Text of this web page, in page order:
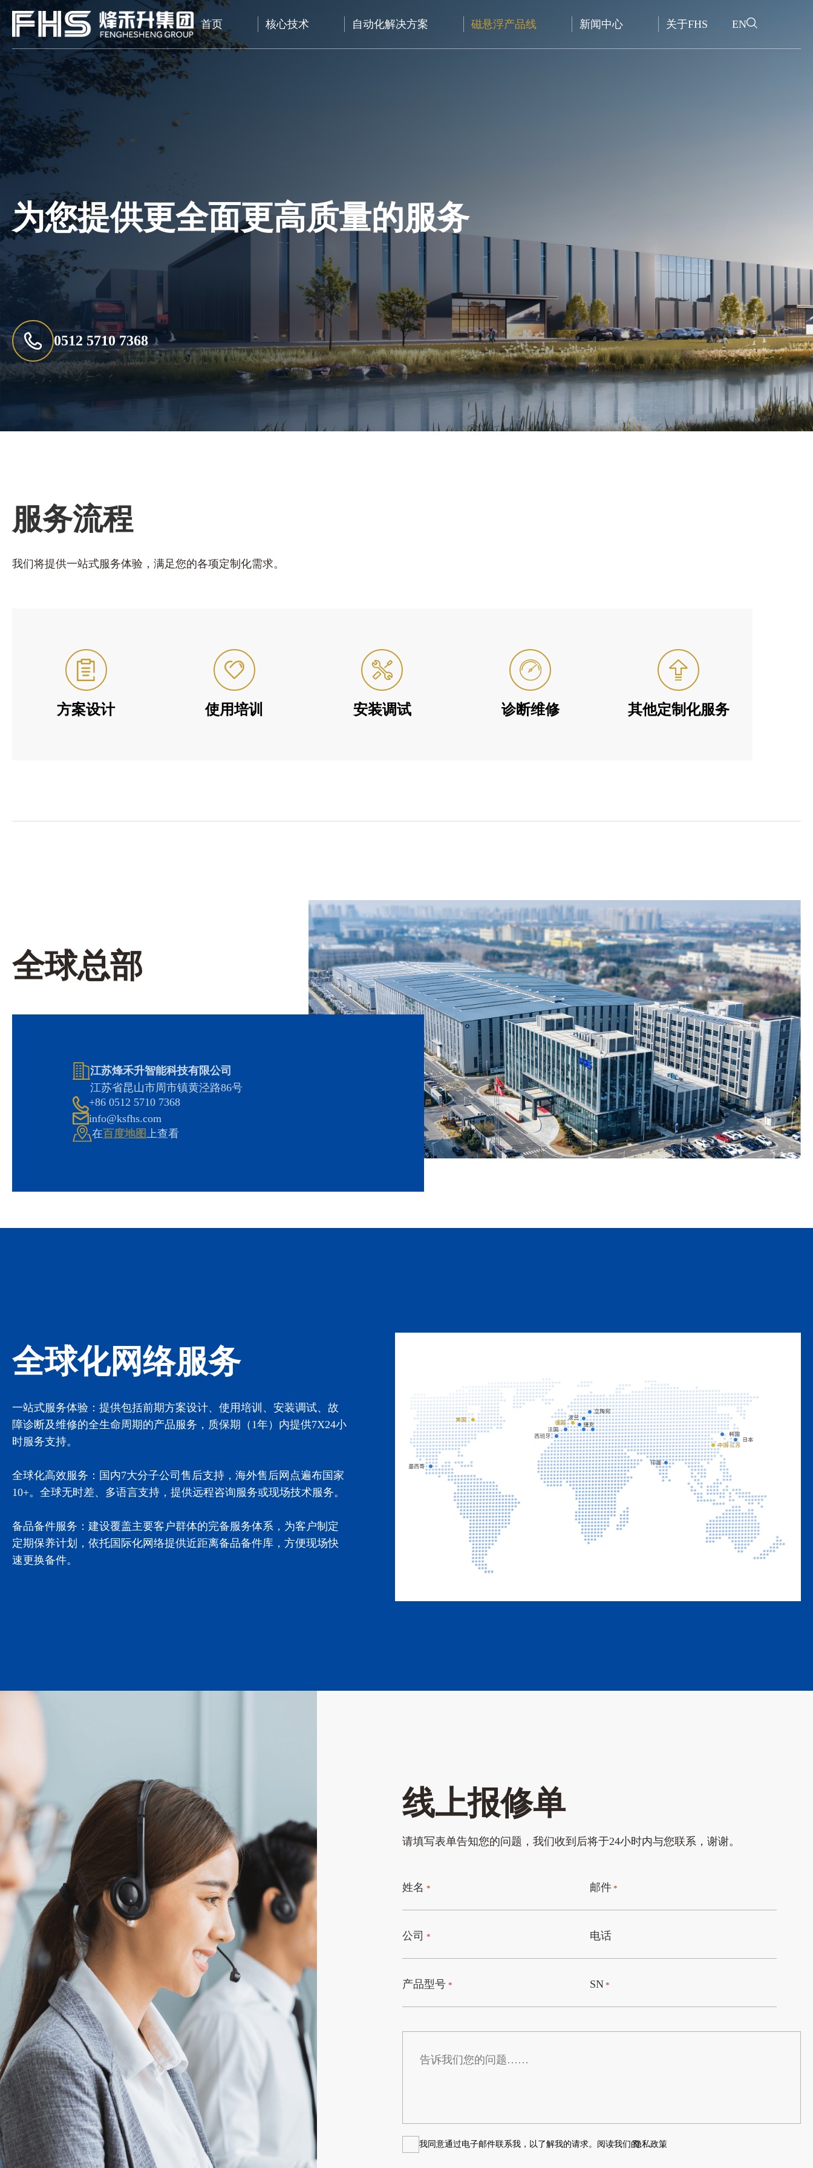
首页 核心技术 自动化解决方案 磁悬浮产品线 新闻中心 关于FHS EN
为您提供更全面更高质量的服务
0512 5710 7368
服务流程
我们将提供一站式服务体验，满足您的各项定制化需求。
方案设计 使用培训 安装调试 诊断维修 其他定制化服务
全球总部
江苏烽禾升智能科技有限公司
江苏省昆山市周市镇黄泾路86号
+86 0512 5710 7368
info@ksfhs.com
在百度地图 上查看
全球化网络服务
一站式服务体验：提供包括前期方案设计、使用培训、安装调试、故
障诊断及维修的全生命周期的产品服务，质保期（1年）内提供7X24小
时服务支持。
全球化高效服务：国内7大分子公司售后支持，海外售后网点遍布国家
10+。全球无时差、多语言支持，提供远程咨询服务或现场技术服务。
备品备件服务：建设覆盖主要客户群体的完备服务体系，为客户制定
定期保养计划，依托国际化网络提供近距离备品备件库，方便现场快
速更换备件。
线上报修单
请填写表单告知您的问题，我们收到后将于24小时内与您联系，谢谢。
姓名 * 邮件 *
公司 * 电话
产品型号 * SN *
诉
题……
我同意通过电子邮件联系我，以了解我的请求。阅读我们的隐私政策
。